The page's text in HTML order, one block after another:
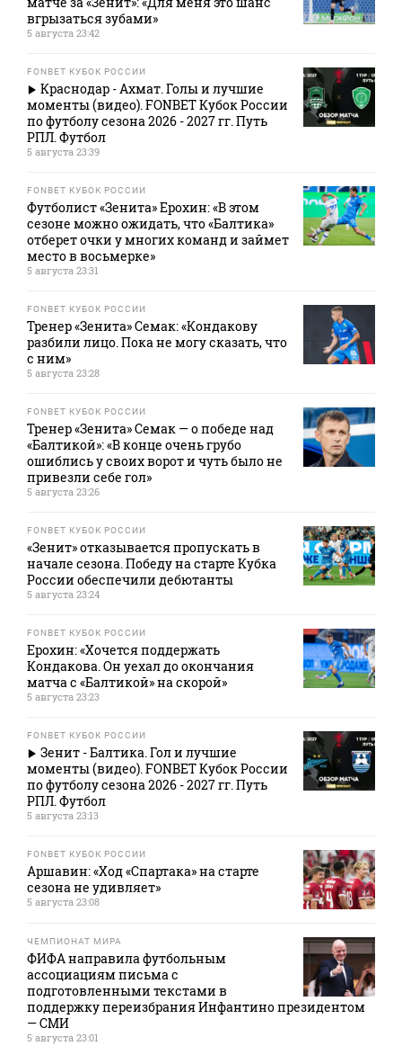
вгрызаться зубами»
5 августа 23:42
FONBET КУБОК РОССИИ
Краснодар - Ахмат. Голы и лучшие
моменты (видео). FONBET Кубок России
по футболу сезона 2026 - 2027 гг. Путь
РПЛ. Футбол
5 августа 23:39
FONBET КУБОК РОССИИ
Футболист «Зенита» Ерохин: «В этом
сезоне можно ожидать, что «Балтика»
отберет очки у многих команд и займет
место в восьмерке»
5 августа 23:31
FONBET КУБОК РОССИИ
Тренер «Зенита» Семак: «Кондакову
разбили лицо. Пока не могу сказать, что
с ним»
5 августа 23:28
FONBET КУБОК РОССИИ
Тренер «Зенита» Семак — о победе над
«Балтикой»: «В конце очень грубо
ошиблись у своих ворот и чуть было не
привезли себе гол»
5 августа 23:26
FONBET КУБОК РОССИИ
«Зенит» отказывается пропускать в
начале сезона. Победу на старте Кубка
России обеспечили дебютанты
5 августа 23:24
FONBET КУБОК РОССИИ
Ерохин: «Хочется поддержать
Кондакова. Он уехал до окончания
матча с «Балтикой» на скорой»
5 августа 23:23
FONBET КУБОК РОССИИ
Зенит - Балтика. Гол и лучшие
моменты (видео). FONBET Кубок России
по футболу сезона 2026 - 2027 гг. Путь
РПЛ. Футбол
5 августа 23:13
FONBET КУБОК РОССИИ
Аршавин: «Ход «Спартака» на старте
сезона не удивляет»
5 августа 23:08
ЧЕМПИОНАТ МИРА
ФИФА направила футбольным
ассоциациям письма с
подготовленными текстами в
поддержку переизбрания Инфантино президентом
— СМИ
5 августа 23:01